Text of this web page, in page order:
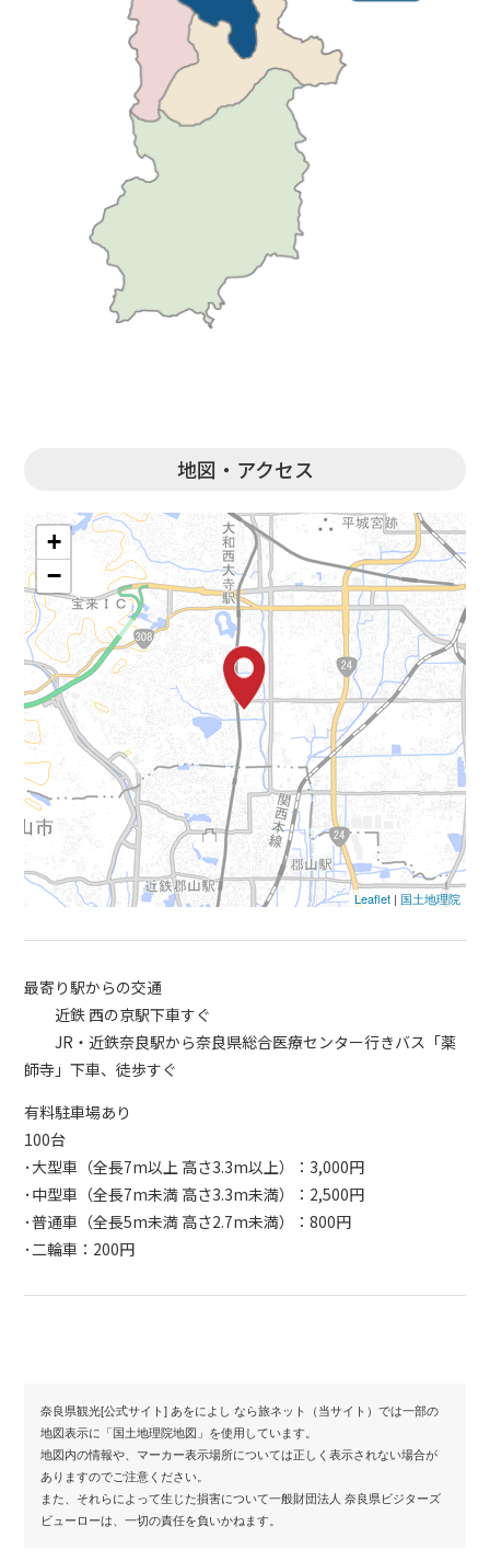
地図・アクセス
+
−
Leaflet| 国土地理院
最寄り駅からの交通
近鉄 西の京駅下車すぐ
JR・近鉄奈良駅から奈良県総合医療センター行きバス「薬
師寺」下車、徒歩すぐ
有料駐車場あり
100台
･大型車（全長7m以上 高さ3.3m以上）：3,000円
･中型車（全長7m未満 高さ3.3m未満）：2,500円
･普通車（全長5m未満 高さ2.7m未満）：800円
･二輪車：200円
奈良県観光[公式サイト] あをによし なら旅ネット（当サイト）では一部の
地図表示に「国土地理院地図」を使用しています。
地図内の情報や、マーカー表示場所については正しく表示されない場合が
ありますのでご注意ください。
また、それらによって生じた損害について一般財団法人 奈良県ビジターズ
ビューローは、一切の責任を負いかねます。